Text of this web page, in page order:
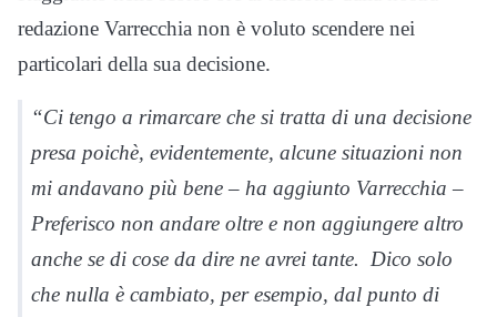
redazione Varrecchia non è voluto scendere nei
particolari della sua decisione.
“Ci tengo a rimarcare che si tratta di una decisione
presa poichè, evidentemente, alcune situazioni non
mi andavano più bene – ha aggiunto Varrecchia –
Preferisco non andare oltre e non aggiungere altro
anche se di cose da dire ne avrei tante. Dico solo
che nulla è cambiato, per esempio, dal punto di